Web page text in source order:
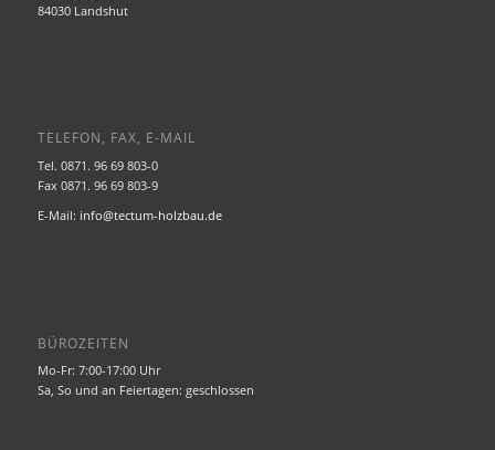
84030 Landshut
TELEFON, FAX, E-MAIL
Tel. 0871. 96 69 803-0
Fax 0871. 96 69 803-9
E-Mail: info@tectum-holzbau.de
BÜROZEITEN
Mo-Fr: 7:00-17:00 Uhr
Sa, So und an Feiertagen: geschlossen